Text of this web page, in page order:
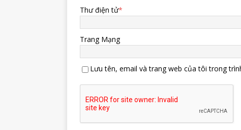
Thư điện tử*
Trang Mạng
Lưu tên, email và trang web của tôi trong